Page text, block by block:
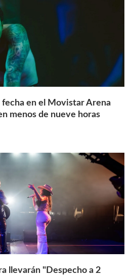
fecha en el Movistar Arena
menos de nueve horas
llevarán "Despecho a 2